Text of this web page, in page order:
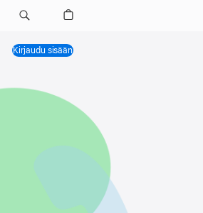
Kirjaudu sisään